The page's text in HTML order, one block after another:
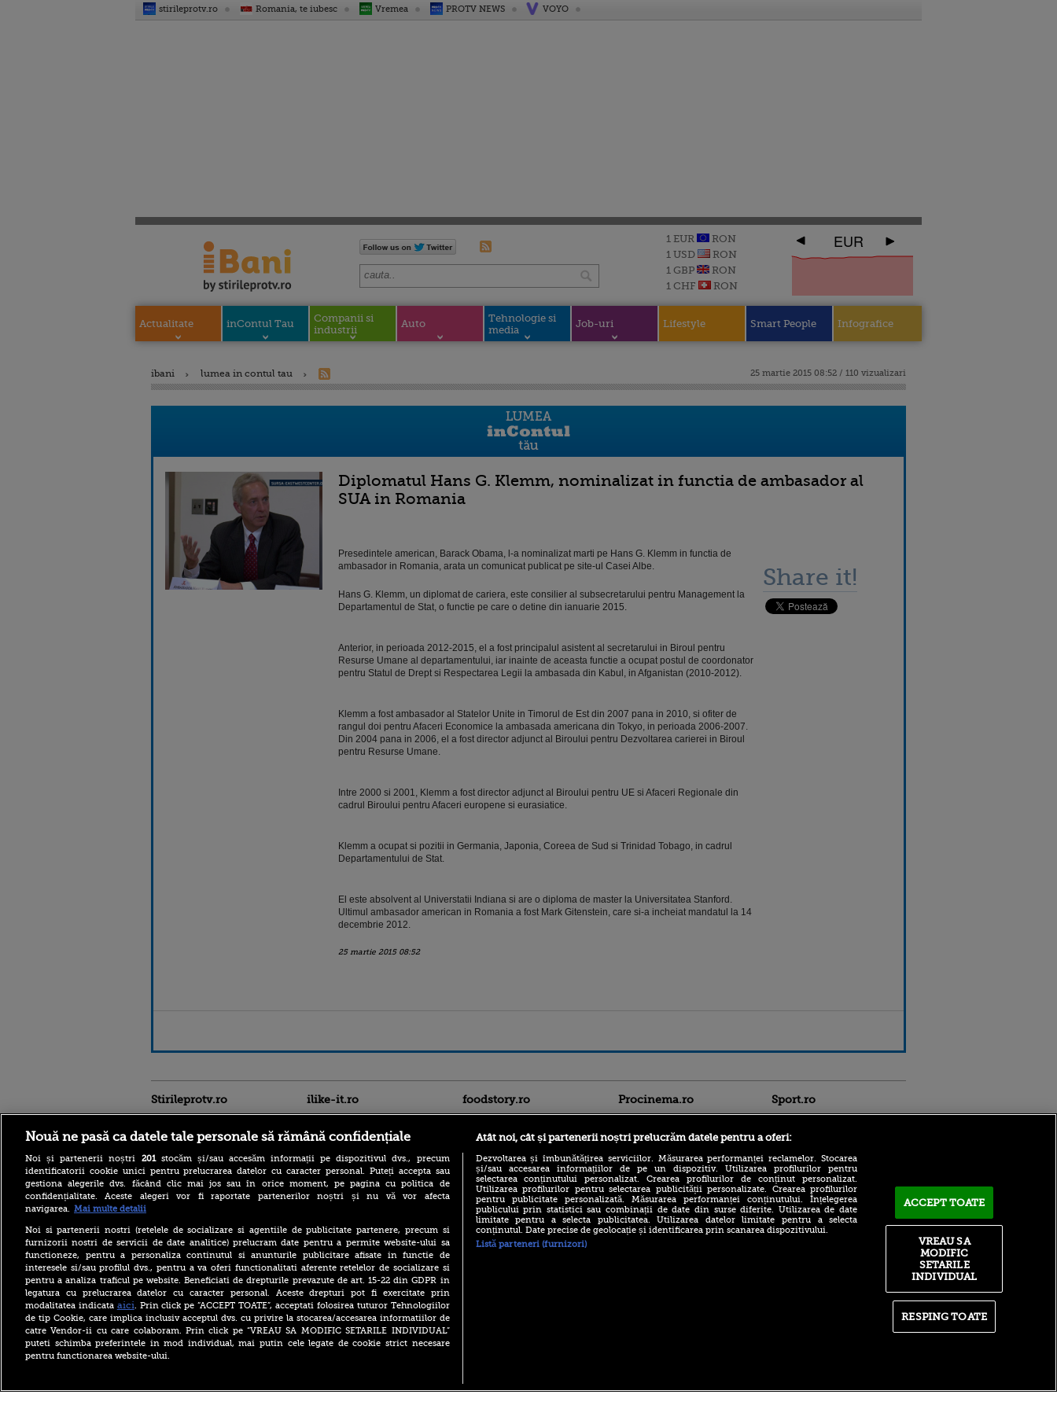
stirileprotv.ro Romania, te iubesc Vremea PROTV NEWS VOYO
1 EUR
RON
1 USD
RON
1 GBP
RON
1 CHF
RON
EUR
Actualitate inContul Tau
Companii si
industrii
Auto
Tehnologie si
media
Job-uri Lifestyle Smart People Infografice
ibani lumea in contul tau 25 martie 2015 08:52 / 110 vizualizari
Diplomatul Hans G. Klemm, nominalizat in functia de ambasador al
SUA in Romania
Presedintele american, Barack Obama, l-a nominalizat marti pe Hans G. Klemm in functia de
ambasador in Romania, arata un comunicat publicat pe site-ul Casei Albe.
Hans G. Klemm, un diplomat de cariera, este consilier al subsecretarului pentru Management la
Departamentul de Stat, o functie pe care o detine din ianuarie 2015.
Anterior, in perioada 2012-2015, el a fost principalul asistent al secretarului in Biroul pentru
Resurse Umane al departamentului, iar inainte de aceasta functie a ocupat postul de coordonator
pentru Statul de Drept si Respectarea Legii la ambasada din Kabul, in Afganistan (2010-2012).
Klemm a fost ambasador al Statelor Unite in Timorul de Est din 2007 pana in 2010, si ofiter de
rangul doi pentru Afaceri Economice la ambasada americana din Tokyo, in perioada 2006-2007.
Din 2004 pana in 2006, el a fost director adjunct al Biroului pentru Dezvoltarea carierei in Biroul
pentru Resurse Umane.
Intre 2000 si 2001, Klemm a fost director adjunct al Biroului pentru UE si Afaceri Regionale din
cadrul Biroului pentru Afaceri europene si eurasiatice.
Klemm a ocupat si pozitii in Germania, Japonia, Coreea de Sud si Trinidad Tobago, in cadrul
Departamentului de Stat.
El este absolvent al Universtatii Indiana si are o diploma de master la Universitatea Stanford.
Ultimul ambasador american in Romania a fost Mark Gitenstein, care si-a incheiat mandatul la 14
decembrie 2012.
25 martie 2015 08:52
Share it!
Stirileprotv.ro
apartament dintr-un bloc
din Oradea. Proprietara a
fost găsită moartă de către
pompieri
Cod galben de inundații în
România. Mai multe râuri
pot avea creșteri rapide ale
debitelor
Alertă în Bulgaria: O dronă
dinspre România a explodat
lângă un gazoduct.
ilike-it.ro foodstory.ro
(P) Descoperă Lumea
Evenimentelor din România
cu Transilvania Events!
Procinema.ro
Nikolaj Coster-Waldau din
Urzeala Tronurilor și
Sport.ro
Victor Angelescu a văzut
faza controversată din UTA
Arad - Rapid și a dat
verdictul: „Nu sunt frustrat”
Nouă ne pasă ca datele tale personale să rămână confidențiale
Noi și partenerii noștri 201stocăm și/sau accesăm informații pe dispozitivul dvs., precum
identificatorii cookie unici pentru prelucrarea datelor cu caracter personal. Puteți accepta sau
gestiona alegerile dvs. făcând clic mai jos sau în orice moment, pe pagina cu politica de
confidențialitate. Aceste alegeri vor fi raportate partenerilor noștri și nu vă vor afecta
navigarea. Mai multe detalii
Noi si partenerii nostri (retelele de socializare si agentiile de publicitate partenere, precum si
furnizorii nostri de servicii de date analitice) prelucram date pentru a permite website-ului sa
functioneze, pentru a personaliza continutul si anunturile publicitare afisate in functie de
interesele si/sau profilul dvs., pentru a va oferi functionalitati aferente retelelor de socializare si
pentru a analiza traficul pe website. Beneficiati de drepturile prevazute de art. 15-22 din GDPR in
legatura cu prelucrarea datelor cu caracter personal. Aceste drepturi pot fi exercitate prin
modalitatea indicata aici. Prin click pe “ACCEPT TOATE”, acceptati folosirea tuturor Tehnologiilor
de tip Cookie, care implica inclusiv acceptul dvs. cu privire la stocarea/accesarea informatiilor de
catre Vendor-ii cu care colaboram. Prin click pe “VREAU SA MODIFIC SETARILE INDIVIDUAL”
puteti schimba preferintele in mod individual, mai putin cele legate de cookie strict necesare
pentru functionarea website-ului.
Atât noi, cât și partenerii noștri prelucrăm datele pentru a oferi:
Dezvoltarea și îmbunătățirea serviciilor. Măsurarea performanței reclamelor. Stocarea
și/sau accesarea informațiilor de pe un dispozitiv. Utilizarea profilurilor pentru
selectarea conținutului personalizat. Crearea profilurilor de conținut personalizat.
Utilizarea profilurilor pentru selectarea publicității personalizate. Crearea profilurilor
pentru publicitate personalizată. Măsurarea performanței conținutului. Înțelegerea
publicului prin statistici sau combinații de date din surse diferite. Utilizarea de date
limitate pentru a selecta publicitatea. Utilizarea datelor limitate pentru a selecta
conținutul. Date precise de geolocație și identificarea prin scanarea dispozitivului.
Listă parteneri (furnizori)
ACCEPT TOATE
RESPING TOATE
VREAU SA
MODIFIC
SETARILE
INDIVIDUAL